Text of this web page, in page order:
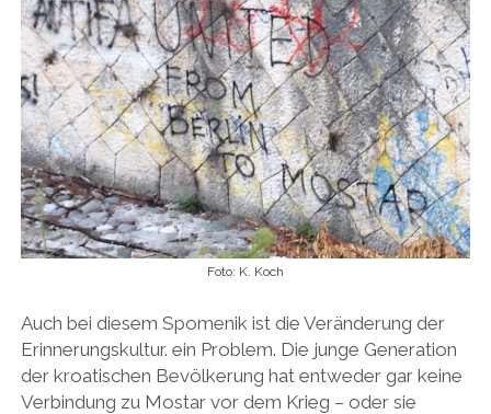
Foto: K. Koch
Auch bei diesem Spomenik ist die Veränderung der
Erinnerungskultur. ein Problem. Die junge Generation
der kroatischen Bevölkerung hat entweder gar keine
Verbindung zu Mostar vor dem Krieg – oder sie